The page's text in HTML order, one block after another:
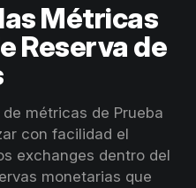
Métricas
Reserva de
métricas de Prueba
con facilidad el
exchanges dentro del
monetarias que